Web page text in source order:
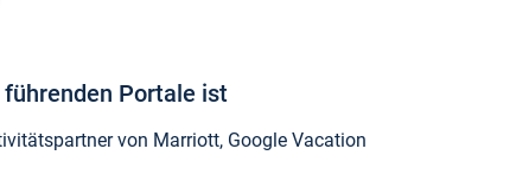
Portale ist
von Marriott, Google Vacation